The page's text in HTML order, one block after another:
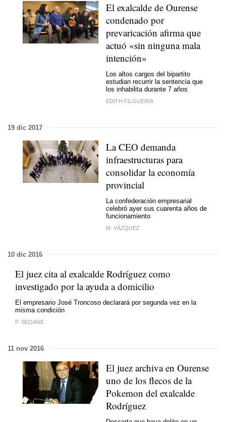
El exalcalde de Ourense
condenado por
prevaricación afirma que
actuó «sin ninguna mala
intención»
Los altos cargos del bipartito
estudian recurrir la sentencia que
los inhabilita durante 7 años
EDITH FILGUEIRA
19 dic 2017
La CEO demanda
infraestructuras para
consolidar la economía
provincial
La confederación empresarial
celebró ayer sus cuarenta años de
funcionamiento
M. VÁZQUEZ
10 dic 2016
El juez cita al exalcalde Rodríguez como
investigado por la ayuda a domicilio
El empresario José Troncoso declarará por segunda vez en la
misma condición
P. SEOANE
11 nov 2016
El juez archiva en Ourense
uno de los flecos de la
Pokemon del exalcalde
Rodríguez